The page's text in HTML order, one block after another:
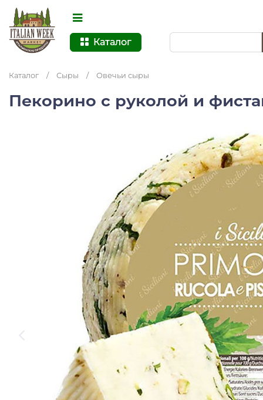
Каталог
Каталог / Сыры / Овечьи сыры
Пекорино с руколой и